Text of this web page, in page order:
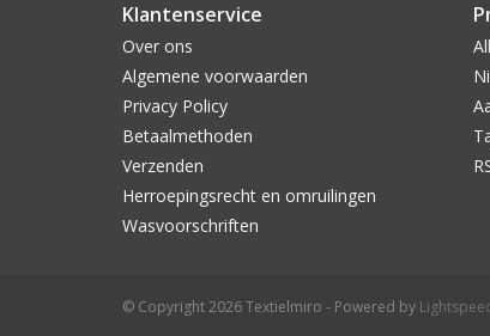
Klantenservice
Over ons
Algemene voorwaarden
Privacy Policy
Betaalmethoden
Verzenden
Herroepingsrecht en omruilingen
Wasvoorschriften
© Copyright 2026 Textielmiro - Powered by